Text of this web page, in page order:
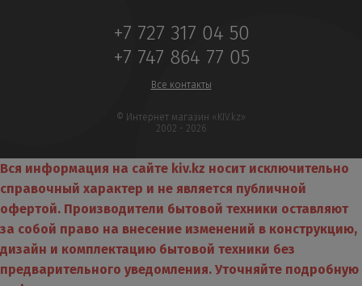
+7 727 317 04 50
+7 747 864 77 05
Все контакты
© Интернет магазин «KIV.kz»
2002 - 2026
Вся информация на сайте kiv.kz носит исключительно
справочный характер и не является публичной
офертой. Производители бытовой техники оставляют
за собой право на внесение изменений в конструкцию,
дизайн и комплектацию бытовой техники без
предварительного уведомления. Уточняйте подробную